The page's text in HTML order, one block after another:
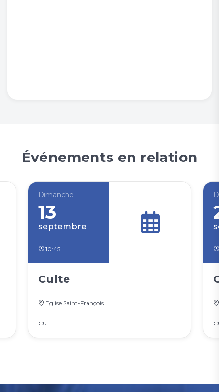
Événements en relation
Dimanche
13
septembre
10:45
Culte
Eglise Saint-François
CULTE